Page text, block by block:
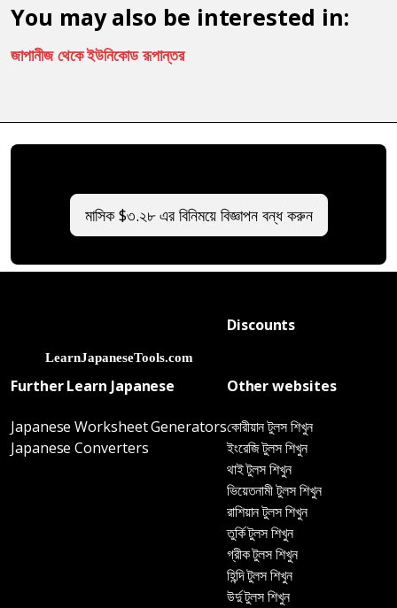
You may also be interested in:
জাপানীজ থেকে ইউনিকোড রূপান্তর
মাসিক $৩.২৮ এর বিনিময়ে বিজ্ঞাপন বন্ধ করুন
Discounts
Further Learn Japanese
Japanese Worksheet Generators
Japanese Converters
Other websites
কোরীয়ান টুলস শিখুন
ইংরেজি টুলস শিখুন
থাই টুলস শিখুন
ভিয়েতনামী টুলস শিখুন
রাশিয়ান টুলস শিখুন
তুর্কি টুলস শিখুন
গ্রীক টুলস শিখুন
হিন্দি টুলস শিখুন
উর্দু টুলস শিখুন